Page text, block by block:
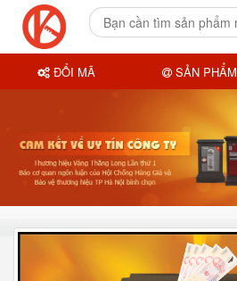
ĐỔI MÃ SẢN PHẨM